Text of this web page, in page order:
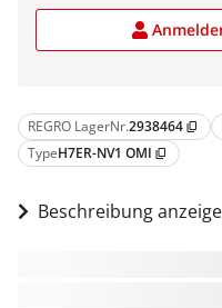
REGRO LagerNr.2938464 content_copy
TypeH7ER-NV1 OMI content_copy
Beschreibung